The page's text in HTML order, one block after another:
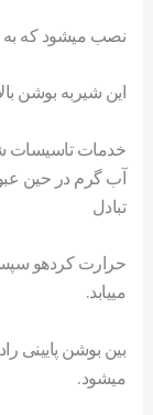
نصب میشود که به
اين شيربه بوشن
خدمات تاسیسات
آب گرم در حين
تبادل
حرارت کردهو
میيابد.
بين بوشن پايينی
میشود.